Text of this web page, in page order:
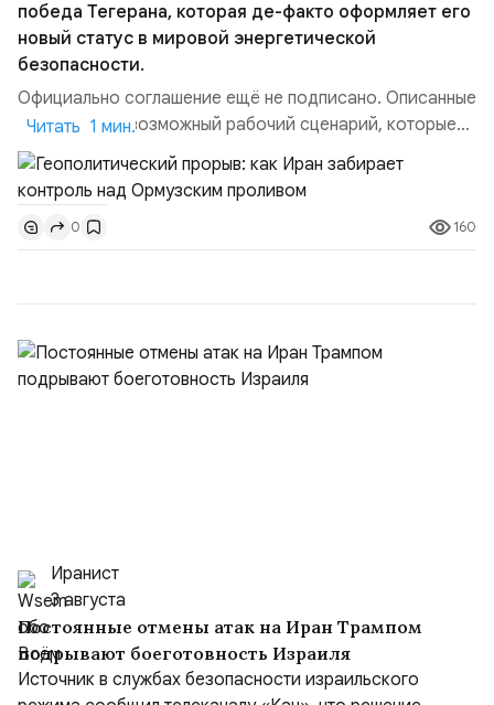
победа Тегерана, которая де-факто оформляет его
новый статус в мировой энергетической
безопасности.
Официально соглашение ещё не подписано. Описанные
пункты — это возможный рабочий сценарий, которые
скорее всего будут реализованы.Разбираем ключевые
тезисы и последствия этого соглашения:. 1. Новые
доли контроля (75 на 25). Было: Ранее Иран и Оман
контролировали пролив на паритетных началах —
50/50. Стало: Новое соглашение закрепляет за
Читать 1 мин.
0 160
Иранист
3 августа
Постоянные отмены атак на Иран Трампом
подрывают боеготовность Израиля
Источник в службах безопасности израильского